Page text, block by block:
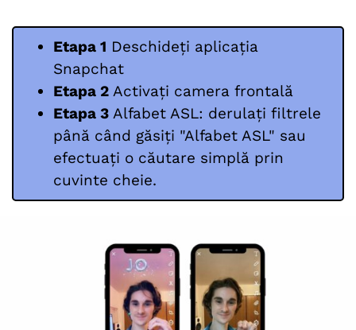
Etapa 1 Deschideți aplicația
Snapchat
Etapa 2 Activați camera frontală
Etapa 3 Alfabet ASL: derulați filtrele
până când găsiți "Alfabet ASL" sau
efectuați o căutare simplă prin
cuvinte cheie.